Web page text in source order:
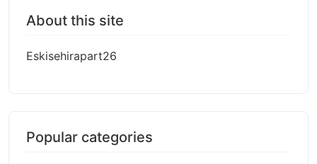
About this site
Eskisehirapart26
Popular categories